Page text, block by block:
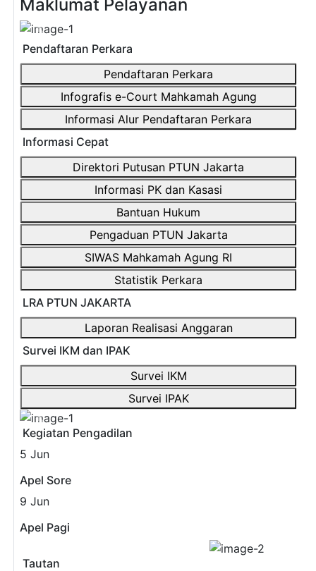
Maklumat Pelayanan
Previous
Pendaftaran Perkara
Pendaftaran Perkara
Infografis e-Court Mahkamah Agung
Informasi Alur Pendaftaran Perkara
Informasi Cepat
Direktori Putusan PTUN Jakarta
Informasi PK dan Kasasi
Bantuan Hukum
Pengaduan PTUN Jakarta
SIWAS Mahkamah Agung RI
Statistik Perkara
LRA PTUN JAKARTA
Laporan Realisasi Anggaran
Survei IKM dan IPAK
Survei IKM
Survei IPAK
Previous
Kegiatan Pengadilan
5 Jun
Apel Sore
9 Jun
Apel Pagi
Tautan